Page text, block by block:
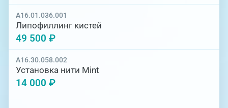
A16.01.036.001
Липофиллинг кистей
49 500 ₽
A16.30.058.002
Установка нити Mint
14 000 ₽